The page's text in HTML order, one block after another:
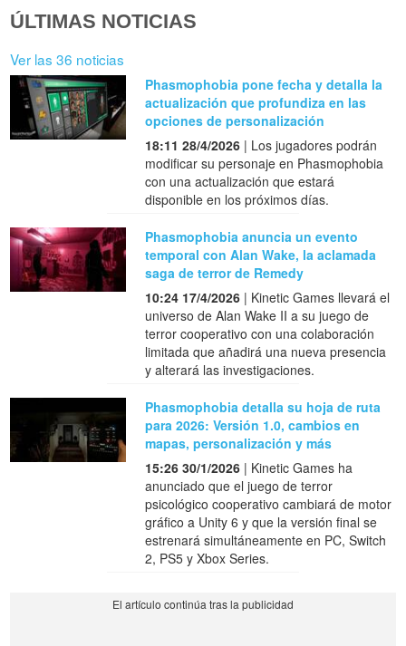
ÚLTIMAS NOTICIAS
Ver las 36 noticias
Phasmophobia pone fecha y detalla la
actualización que profundiza en las
opciones de personalización
18:11 28/4/2026 | Los jugadores podrán
modificar su personaje en Phasmophobia
con una actualización que estará
disponible en los próximos días.
Phasmophobia anuncia un evento
temporal con Alan Wake, la aclamada
saga de terror de Remedy
10:24 17/4/2026 | Kinetic Games llevará el
universo de Alan Wake II a su juego de
terror cooperativo con una colaboración
limitada que añadirá una nueva presencia
y alterará las investigaciones.
Phasmophobia detalla su hoja de ruta
para 2026: Versión 1.0, cambios en
mapas, personalización y más
15:26 30/1/2026 | Kinetic Games ha
anunciado que el juego de terror
psicológico cooperativo cambiará de motor
gráfico a Unity 6 y que la versión final se
estrenará simultáneamente en PC, Switch
2, PS5 y Xbox Series.